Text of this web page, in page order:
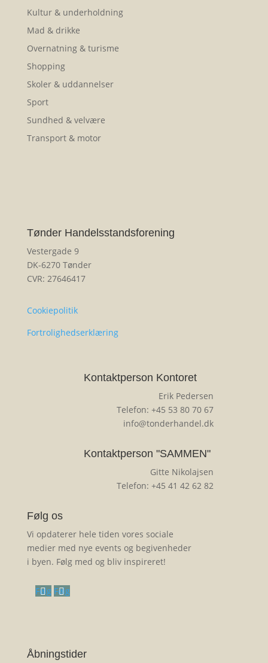
Kultur & underholdning
Mad & drikke
Overnatning & turisme
Shopping
Skoler & uddannelser
Sport
Sundhed & velvære
Transport & motor
Tønder Handelsstandsforening
Vestergade 9
DK-6270 Tønder
CVR: 27646417
Cookiepolitik
Fortrolighedserklæring
Kontaktperson Kontoret
Erik Pedersen
Telefon: +45 53 80 70 67
info@tonderhandel.dk
Kontaktperson "SAMMEN"
Gitte Nikolajsen
Telefon: +45 41 42 62 82
Følg os
Vi opdaterer hele tiden vores sociale
medier med nye events og begivenheder
i byen. Følg med og bliv inspireret!
Følg Følg
Åbningstider